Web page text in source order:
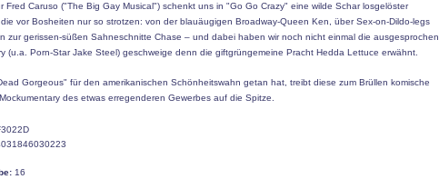
Fred Caruso ("The Big Gay Musical") schenkt uns in "Go Go Crazy" eine wilde Schar losgelöster
vor Bosheiten nur so strotzen: von der blauäugigen Broadway-Queen Ken, über Sex-on-Dildo-legs
zur gerissen-süßen Sahneschnitte Chase – und dabei haben wir noch nicht einmal die ausgesprochen
(u.a. Porn-Star Jake Steel) geschweige denn die giftgrüngemeine Pracht Hedda Lettuce erwähnt.
Gorgeous" für den amerikanischen Schönheitswahn getan hat, treibt diese zum Brüllen komische
des etwas erregenderen Gewerbes auf die Spitze.
16